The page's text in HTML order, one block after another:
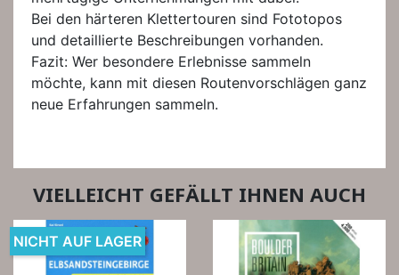
Bei den härteren Klettertouren sind Fototopos
und detaillierte Beschreibungen vorhanden.
Fazit: Wer besondere Erlebnisse sammeln
möchte, kann mit diesen Routenvorschlägen ganz
neue Erfahrungen sammeln.
VIELLEICHT GEFÄLLT IHNEN AUCH
NICHT AUF LAGER